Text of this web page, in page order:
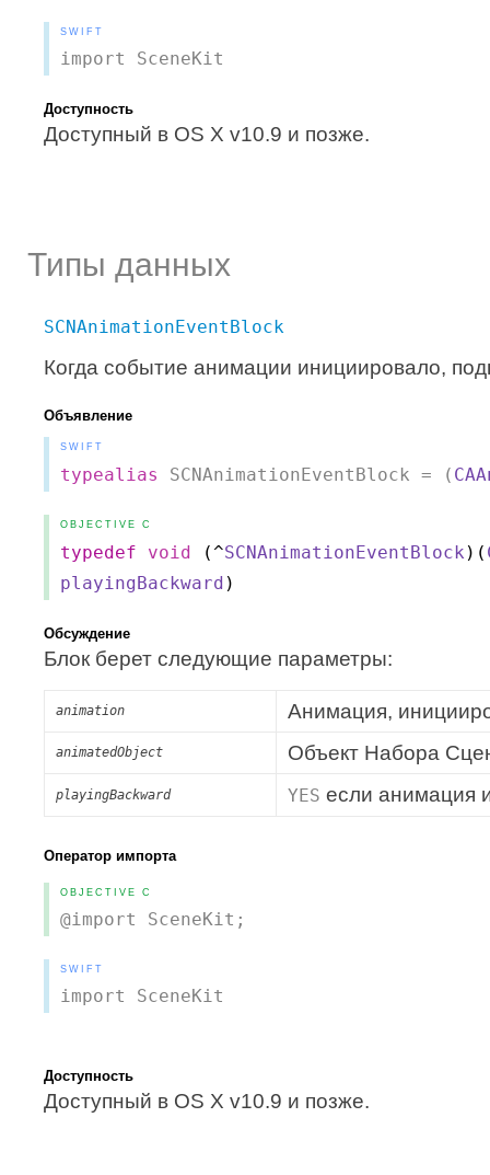
SWIFT
import SceneKit
Доступность
Доступный в OS X v10.9 и позже.
Типы данных
SCNAnimationEventBlock
Когда событие анимации инициировало,
Объявление
SWIFT
typealias SCNAnimationEventBlock = (
OBJECTIVE C
typedef void (^SCNAnimationEventBlock )(
playingBackward )
Обсуждение
Блок берет следующие параметры:
animation Анимация,
animatedObject Объект Набора
playingBackward YES если анимация
Оператор импорта
OBJECTIVE C
@import SceneKit;
SWIFT
import SceneKit
Доступность
Доступный в OS X v10.9 и позже.